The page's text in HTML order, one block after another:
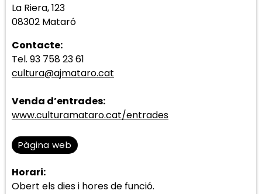
La Riera, 123
08302 Mataró
Contacte:
Tel. 93 758 23 61
cultura@ajmataro.cat
Venda d’entrades:
www.culturamataro.cat/entrades
Pàgina web
Horari:
Obert els dies i hores de funció.